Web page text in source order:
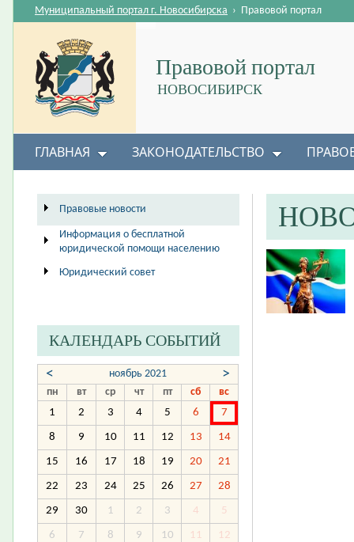
Правовой портал
НОВОСИБИРСК
Муниципальный портал г. Новосибирска › Правовой портал
ГЛАВНАЯ ЗАКОНОДАТЕЛЬСТВО
Правовые новости
Информация о бесплатной
юридической помощи населению
Юридический совет
КАЛЕНДАРЬ СОБЫТИЙ
< ноябрь 2021 >
пн вт ср чт пт сб
вс
1
2 3 4 5 6 7
8 9 10 11 12 13 14
15 16 17 18 19 20 21
22 23 24 25 26 27 28
29 30 1 2 3 4 5
6 7 8 9 10 11 12